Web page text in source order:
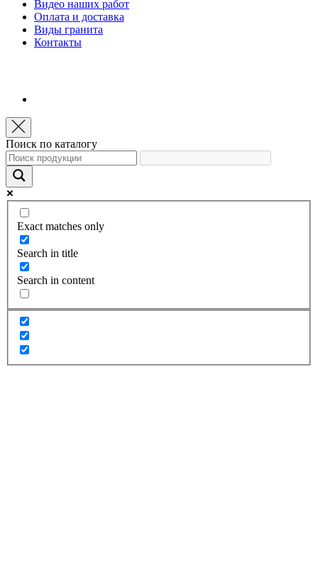
Видео наших работ
Оплата и доставка
Виды гранита
Контакты
Поиск по каталогу
Exact matches only
Search in title
Search in content